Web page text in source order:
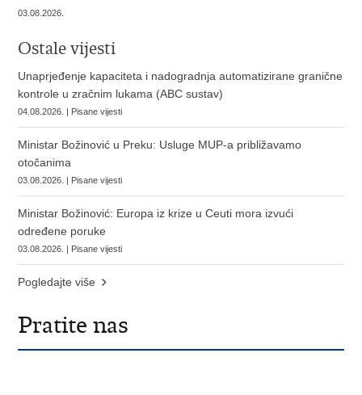
03.08.2026.
Ostale vijesti
Unaprjeđenje kapaciteta i nadogradnja automatizirane granične
kontrole u zračnim lukama (ABC sustav)
04.08.2026. | Pisane vijesti
Ministar Božinović u Preku: Usluge MUP-a približavamo
otočanima
03.08.2026. | Pisane vijesti
Ministar Božinović: Europa iz krize u Ceuti mora izvući
određene poruke
03.08.2026. | Pisane vijesti
Pogledajte više
Pratite nas